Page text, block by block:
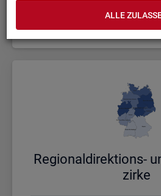
ALLE
Politische
Re­gio­nal­di­rek­ti­ons-
zir­ke